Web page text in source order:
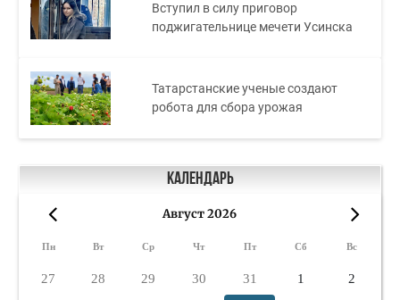
Вступил в силу приговор
поджигательнице мечети Усинска
Татарстанские ученые создают
робота для сбора урожая
Календарь
Август 2026
Пн Вт Ср Чт Пт Сб Вс
27 28 29 30 31 1 2